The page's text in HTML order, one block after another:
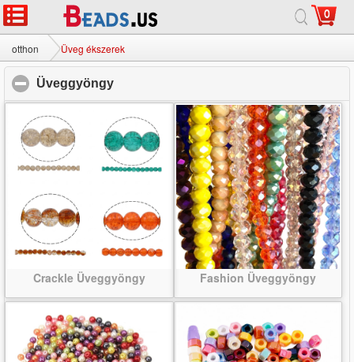
0
otthon Üveg ékszerek
Üveggyöngy
Crackle Üveggyöngy Fashion Üveggyöngy
otthon | körülbelül| Lépjen kapcsolatba velünk teljes oldal
© 2026 Milky Way Ékszer Ltd. Minden jog fenntartva.